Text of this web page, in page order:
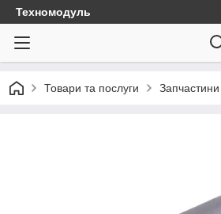
Техномодуль
Товари та послуги